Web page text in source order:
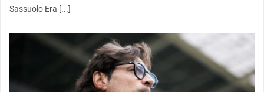
Sassuolo Era [...]